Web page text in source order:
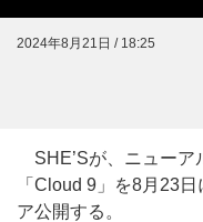
2024年8月21日 / 18:25
SHE’Sが、ニューア
「Cloud 9」を8月23
ア公開する。